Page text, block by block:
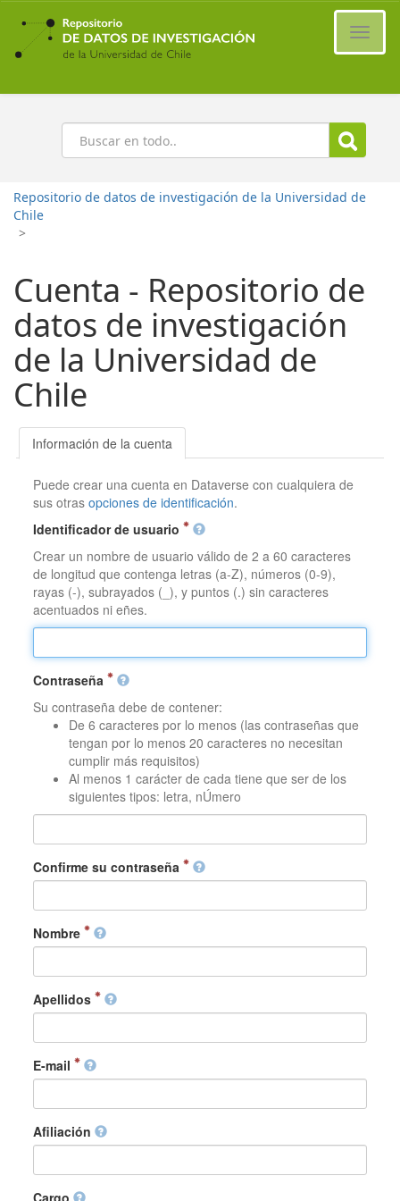
Ir
contenido
principal
Buscar
Repositorio de datos de investigación de la Universidad de
Chile
>
Cuenta - Repositorio de
datos de investigación
de la Universidad de
Chile
Información de la cuenta
Puede crear una cuenta en Dataverse con cualquiera de
sus otrasopciones de identificación.
Identificador de usuario
Crear un nombre de usuario válido de 2 a 60 caracteres
de longitud que contenga letras (a-Z), números (0-9),
rayas (-), subrayados (_), y puntos (.) sin caracteres
acentuados ni eñes.
Contraseña
Su contraseña debe de contener:
De 6 caracteres por lo menos (las contraseñas que
tengan por lo menos 20 caracteres no necesitan
cumplir más requisitos)
Al menos 1 carácter de cada tiene que ser de los
siguientes tipos: letra, nÚmero
Confirme su contraseña
Nombre
Apellidos
E-mail
Afiliación
Cargo